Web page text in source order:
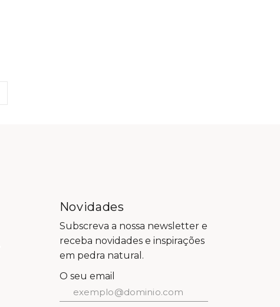
Novidades
Subscreva a nossa newsletter e
receba novidades e inspirações
em pedra natural.
O seu email